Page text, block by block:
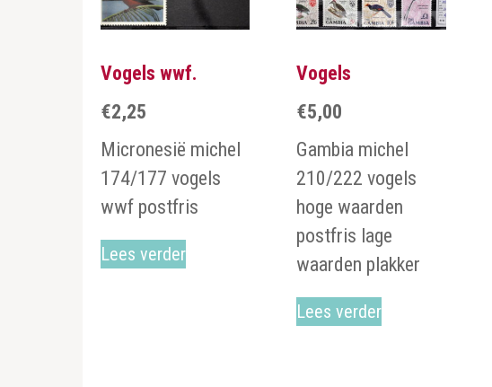
Vogels wwf.
€2,25
Micronesië michel
174/177 vogels
wwf postfris
Lees verder
Vogels
€5,00
Gambia michel
210/222 vogels
hoge waarden
postfris lage
waarden plakker
Lees verder